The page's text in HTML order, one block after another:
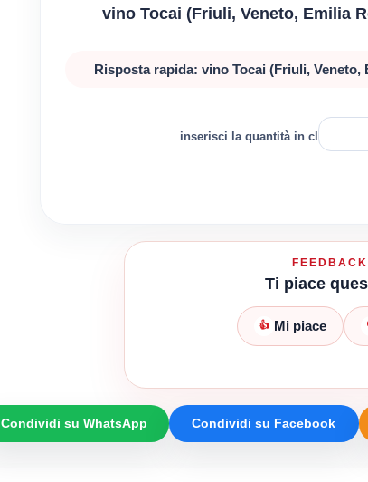
vino Tocai (Friuli, Veneto, Emilia
Risposta rapida: vino Tocai (Friuli,
inserisci la quantità in cl
Ti piace
👍 Mi piace
Condividi su WhatsApp Condividi su Facebook